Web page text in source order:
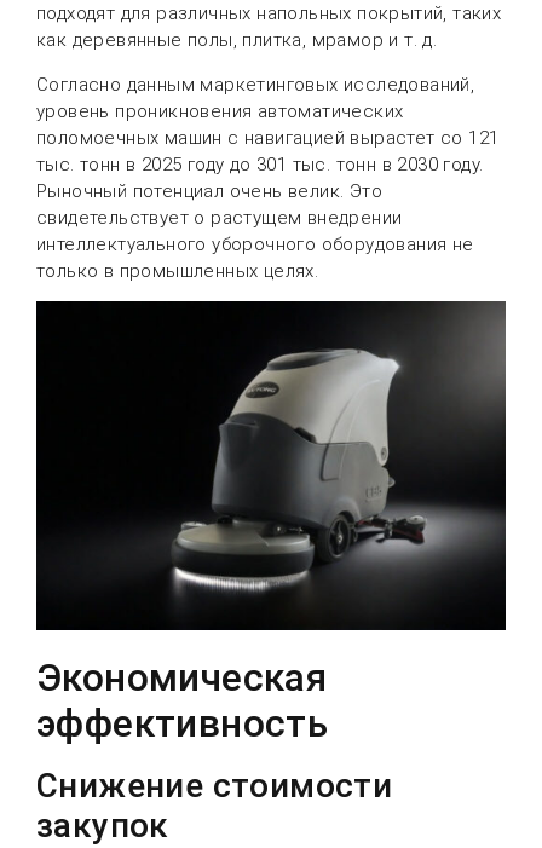
подходят для различных напольных покрытий, таких
как деревянные полы, плитка, мрамор и т. д.
Согласно данным маркетинговых исследований,
уровень проникновения автоматических
поломоечных машин с навигацией вырастет со 121
тыс. тонн в 2025 году до 301 тыс. тонн в 2030 году.
Рыночный потенциал очень велик. Это
свидетельствует о растущем внедрении
интеллектуального уборочного оборудования не
только в промышленных целях.
Экономическая
эффективность
Снижение стоимости
закупок